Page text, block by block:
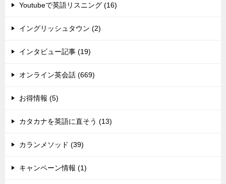
Youtubeで英語リスニング (16)
イングリッシュタウン (2)
インタビュー記事 (19)
オンライン英会話 (669)
お得情報 (5)
カタカナを英語に直そう (13)
カランメソッド (39)
キャンペーン情報 (1)